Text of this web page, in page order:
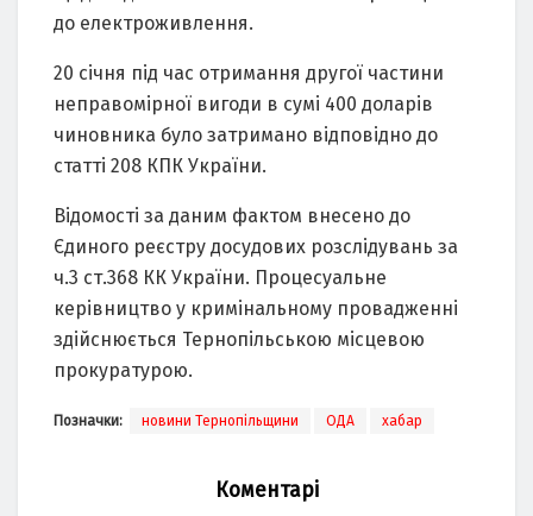
до електроживлення.
20 січня під час отримання другої частини
неправомірної вигоди в сумі 400 доларів
чиновника було затримано відповідно до
статті 208 КПК України.
Відомості за даним фактом внесено до
Єдиного реєстру досудових розслідувань за
ч.3 ст.368 КК України. Процесуальне
керівництво у кримінальному провадженні
здійснюється Тернопільською місцевою
прокуратурою.
Позначки: новини Тернопільщини ОДА хабар
Коментарі